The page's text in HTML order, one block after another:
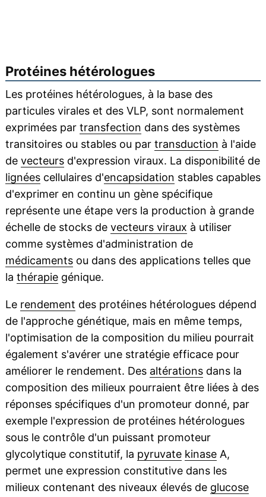
Protéines hétérologues
Les protéines hétérologues, à la base des
particules virales et des VLP, sont normalement
exprimées par transfection dans des systèmes
transitoires ou stables ou par transduction à l'aide
de vecteursd'expression viraux. La disponibilité de
lignéescellulaires d'encapsidation stables capables
d'exprimer en continu un gène spécifique
représente une étape vers la production à grande
échelle de stocks de vecteurs viraux à utiliser
comme systèmes d'administration de
médicamentsou dans des applications telles que
la thérapiegénique.
Le rendement des protéines hétérologues dépend
de l'approche génétique, mais en même temps,
l'optimisation de la composition du milieu pourrait
également s'avérer une stratégie efficace pour
améliorer le rendement. Des altérationsdans la
composition des milieux pourraient être liées à des
réponses spécifiques d'un promoteur donné, par
exemple l'expression de protéines hétérologues
sous le contrôle d'un puissant promoteur
glycolytique constitutif, la pyruvate kinaseA,
permet une expression constitutive dans les
milieux contenant des niveaux élevés de glucose